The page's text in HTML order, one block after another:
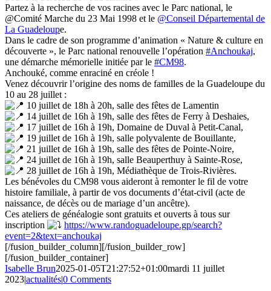
Partez à la recherche de vos racines avec le Parc national, le
@Comité Marche du 23 Mai 1998 et le @Conseil Départemental de
La Guadeloupe.
Dans le cadre de son programme d’animation « Nature & culture en
découverte », le Parc national renouvelle l’opération #Anchoukaj,
une démarche mémorielle initiée par le #CM98.
Anchouké, comme enraciné en créole !
Venez découvrir l’origine des noms de familles de la Guadeloupe du
10 au 28 juillet :
10 juillet de 18h à 20h, salle des fêtes de Lamentin
14 juillet de 16h à 19h, salle des fêtes de Ferry à Deshaies,
17 juillet de 16h à 19h, Domaine de Duval à Petit-Canal,
19 juillet de 16h à 19h, salle polyvalente de Bouillante,
21 juillet de 16h à 19h, salle des fêtes de Pointe-Noire,
24 juillet de 16h à 19h, salle Beauperthuy à Sainte-Rose,
28 juillet de 16h à 19h, Médiathèque de Trois-Rivières.
Les bénévoles du CM98 vous aideront à remonter le fil de votre
histoire familiale, à partir de vos documents d’état-civil (acte de
naissance, de décès ou de mariage d’un ancêtre).
Ces ateliers de généalogie sont gratuits et ouverts à tous sur
inscription
https://www.randoguadeloupe.gp/search?
event=2&text=anchoukaj
[/fusion_builder_column][/fusion_builder_row]
[/fusion_builder_container]
Isabelle Brun2025-01-05T21:27:52+01:00mardi 11 juillet
2023|actualités|0 Comments